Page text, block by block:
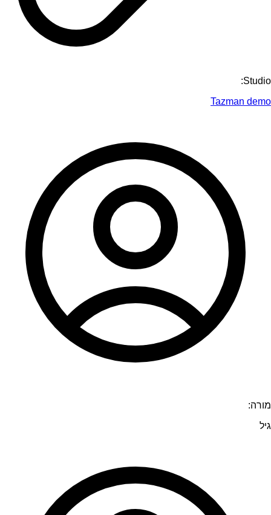
Studio:
Tazman demo
מורה:
גיל